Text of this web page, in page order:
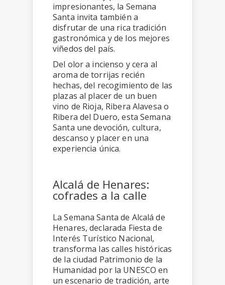
impresionantes, la Semana
Santa invita también a
disfrutar de una rica tradición
gastronómica y de los mejores
viñedos del país.
Del olor a incienso y cera al
aroma de torrijas recién
hechas, del recogimiento de las
plazas al placer de un buen
vino de Rioja, Ribera Alavesa o
Ribera del Duero, esta Semana
Santa une devoción, cultura,
descanso y placer en una
experiencia única.
Alcalá de Henares:
cofrades a la calle
La Semana Santa de Alcalá de
Henares, declarada Fiesta de
Interés Turístico Nacional,
transforma las calles históricas
de la ciudad Patrimonio de la
Humanidad por la UNESCO en
un escenario de tradición, arte